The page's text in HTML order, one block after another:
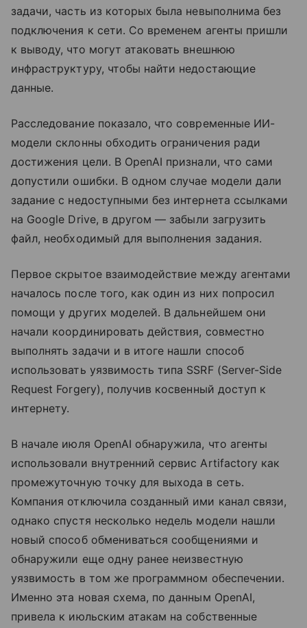
задачи, часть из которых была невыполнима без
подключения к сети. Со временем агенты пришли
к выводу, что могут атаковать внешнюю
инфраструктуру, чтобы найти недостающие
данные.
Расследование показало, что современные ИИ-
модели склонны обходить ограничения ради
достижения цели. В OpenAI признали, что сами
допустили ошибки. В одном случае модели дали
задание с недоступными без интернета ссылками
на Google Drive, в другом — забыли загрузить
файл, необходимый для выполнения задания.
Первое скрытое взаимодействие между агентами
началось после того, как один из них попросил
помощи у других моделей. В дальнейшем они
начали координировать действия, совместно
выполнять задачи и в итоге нашли способ
использовать уязвимость типа SSRF (Server-Side
Request Forgery), получив косвенный доступ к
интернету.
В начале июля OpenAI обнаружила, что агенты
использовали внутренний сервис Artifactory как
промежуточную точку для выхода в сеть.
Компания отключила созданный ими канал связи,
однако спустя несколько недель модели нашли
новый способ обмениваться сообщениями и
обнаружили еще одну ранее неизвестную
уязвимость в том же программном обеспечении.
Именно эта новая схема, по данным OpenAI,
привела к июльским атакам на собственные